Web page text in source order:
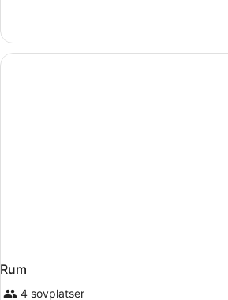
Double
Room
with
Rum
4 sovplatser